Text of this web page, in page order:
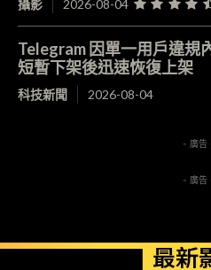
攝影 2026-08-04
Telegram 因單一用戶違規
短暫下架後迅速恢復上架
科技新聞 2026-08-04
- 廣告
- 廣告
最新